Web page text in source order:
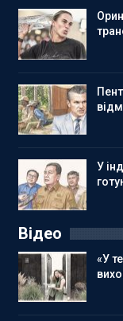
У
Відео
«У